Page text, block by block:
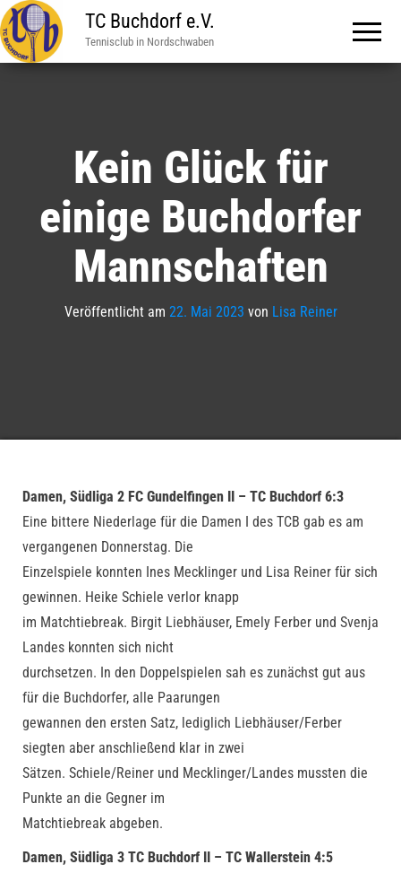
TC Buchdorf e.V.
Tennisclub in Nordschwaben
Kein Glück für
einige Buchdorfer
Mannschaften
Veröffentlicht am 22. Mai 2023 von Lisa Reiner
Damen, Südliga 2 FC Gundelfingen II – TC Buchdorf 6:3
Eine bittere Niederlage für die Damen I des TCB gab es am
vergangenen Donnerstag. Die
Einzelspiele konnten Ines Mecklinger und Lisa Reiner für sich
gewinnen. Heike Schiele verlor knapp
im Matchtiebreak. Birgit Liebhäuser, Emely Ferber und Svenja
Landes konnten sich nicht
durchsetzen. In den Doppelspielen sah es zunächst gut aus
für die Buchdorfer, alle Paarungen
gewannen den ersten Satz, lediglich Liebhäuser/Ferber
siegten aber anschließend klar in zwei
Sätzen. Schiele/Reiner und Mecklinger/Landes mussten die
Punkte an die Gegner im
Matchtiebreak abgeben.
Damen, Südliga 3 TC Buchdorf II – TC Wallerstein 4:5